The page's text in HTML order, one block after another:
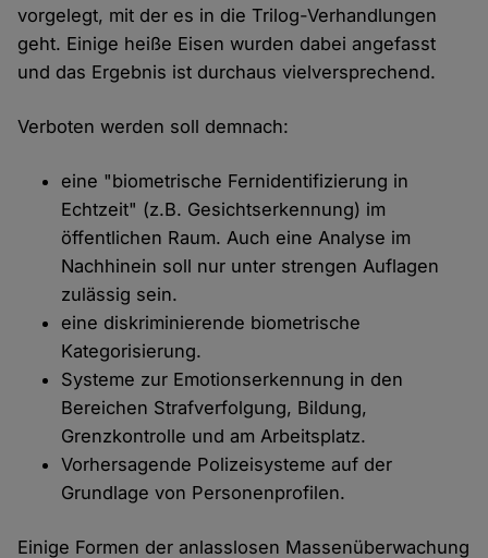
vorgelegt, mit der es in die Trilog-Verhandlungen
geht. Einige heiße Eisen wurden dabei angefasst
und das Ergebnis ist durchaus vielversprechend.
Verboten werden soll demnach:
eine "biometrische Fernidentifizierung in
Echtzeit" (z.B. Gesichtserkennung) im
öffentlichen Raum. Auch eine Analyse im
Nachhinein soll nur unter strengen Auflagen
zulässig sein.
eine diskriminierende biometrische
Kategorisierung.
Systeme zur Emotionserkennung in den
Bereichen Strafverfolgung, Bildung,
Grenzkontrolle und am Arbeitsplatz.
Vorhersagende Polizeisysteme auf der
Grundlage von Personenprofilen.
Einige Formen der anlasslosen Massenüberwachung